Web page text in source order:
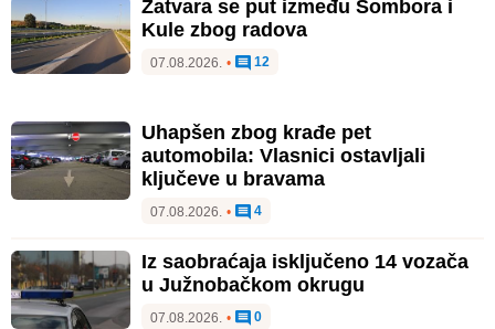
Zatvara se put između Sombora i
Kule zbog radova
07.08.2026. • 12
Uhapšen zbog krađe pet
automobila: Vlasnici ostavljali
ključeve u bravama
07.08.2026. • 4
Iz saobraćaja isključeno 14 vozača
u Južnobačkom okrugu
07.08.2026. • 0